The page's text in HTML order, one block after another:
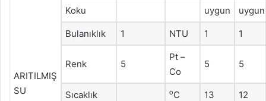
ARITILMIŞ
SU
Koku uygun uygun
Bulanıklık 1 NTU 1 1
Renk 5
Pt –
Co
5 5
Sıcaklık oC 13 12